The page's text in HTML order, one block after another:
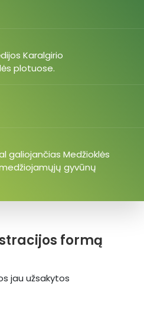
formą
jau užsakytos
Karalgirio
plotuose.
galiojančias Medžioklės
gyvūnų